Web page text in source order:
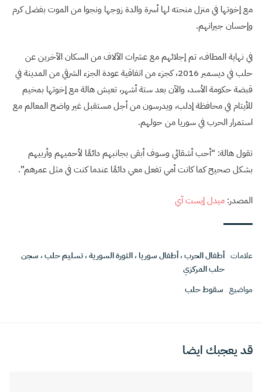
مع إخوتها في منزل منحته لها أسرة والدة زوجها ونجوا من الموت بفضل كرم
وإحسان جيرانهم.
في نهاية المطاف، تم إجلائهم مع عشرات الآلاف من السكان الآخرين عن
حلب في ديسمبر 2016، كجزء من اتفاقية عودة الجزء الشرقي من المدينة في
قبضة حكومة الأسد، والآن بعد ستة أشهر، تعيش هالة مع إخوتها بمخيم
للأيتام في محافظة إدلب، ويدرسون من أجل مستقبل غير واضح المعالم مع
استمرار الحرب في سوريا من حولهم.
تقول هالة: “أحب أشقائي وسوف أبقى بجانبهم دائمًا لأحميهم وأربيهم
بشكل صحيح كما كانت أمي تفعل معي دائمًا عندما كنت في مثل عمرهم”.
المصدر: ميدل إيست آي
علامات أطفال الحرب،أطفال سوريا،الثورة السورية،تسليم حلب، سجن
حلب المركزي
مواضيع سقوط حلب
قد يعجبك ايضا